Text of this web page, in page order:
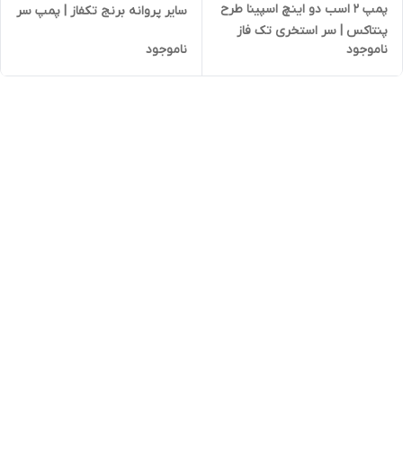
پمپ ۲ اسب دو اینچ اسپینا طرح
پنتاکس | سر استخری تک فاز
ناموجود
سایر پروانه برنج تکفاز | پمپ سر
ناموجود